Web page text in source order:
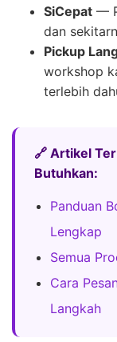
SiCepat —
dan
Pickup
workshop
terlebih
🔗 Artikel
Butuhkan:
Panduan
Lengkap
Semua
Cara
Langkah